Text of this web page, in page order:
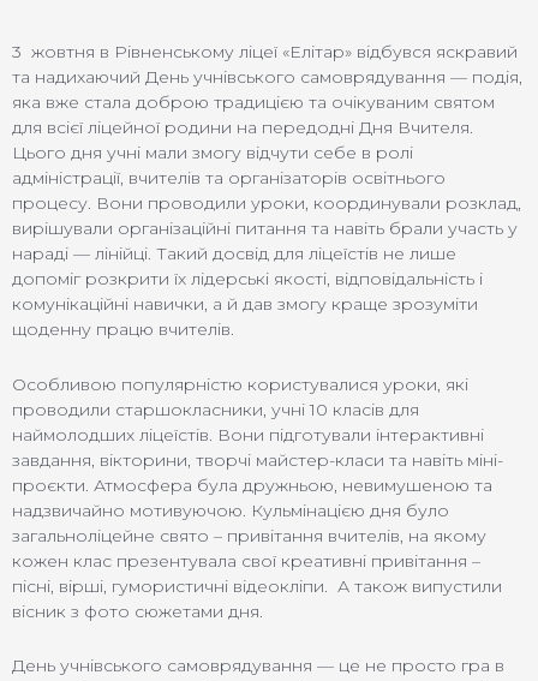
3 жовтня в Рівненському ліцеї «Елітар» відбувся яскравий
та надихаючий День учнівського самоврядування — подія,
яка вже стала доброю традицією та очікуваним святом
для всієї ліцейної родини на передодні Дня Вчителя.
Цього дня учні мали змогу відчути себе в ролі
адміністрації, вчителів та організаторів освітнього
процесу. Вони проводили уроки, координували розклад,
вирішували організаційні питання та навіть брали участь у
нараді — лінійці. Такий досвід для ліцеїстів не лише
допоміг розкрити їх лідерські якості, відповідальність і
комунікаційні навички, а й дав змогу краще зрозуміти
щоденну працю вчителів.
Особливою популярністю користувалися уроки, які
проводили старшокласники, учні 10 класів для
наймолодших ліцеїстів. Вони підготували інтерактивні
завдання, вікторини, творчі майстер-класи та навіть міні-
проєкти. Атмосфера була дружньою, невимушеною та
надзвичайно мотивуючою. Кульмінацією дня було
загальноліцейне свято – привітання вчителів, на якому
кожен клас презентувала свої креативні привітання –
пісні, вірші, гумористичні відеокліпи. А також випустили
вісник з фото сюжетами дня.
День учнівського самоврядування — це не просто гра в